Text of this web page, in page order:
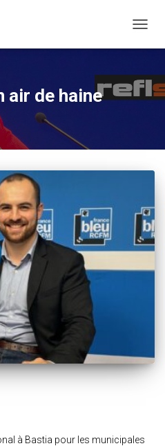
air de haine
à Bastia pour les municipales